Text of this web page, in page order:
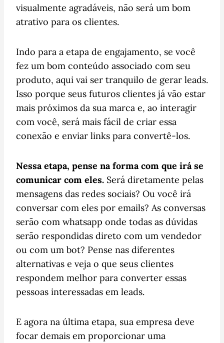
visualmente agradáveis, não será um bom
atrativo para os clientes.
Indo para a etapa de engajamento, se você
fez um bom conteúdo associado com seu
produto, aqui vai ser tranquilo de gerar leads.
Isso porque seus futuros clientes já vão estar
mais próximos da sua marca e, ao interagir
com você, será mais fácil de criar essa
conexão e enviar links para convertê-los.
Nessa etapa, pense na forma com que irá se
comunicar com eles. Será diretamente pelas
mensagens das redes sociais? Ou você irá
conversar com eles por emails? As conversas
serão com whatsapp onde todas as dúvidas
serão respondidas direto com um vendedor
ou com um bot? Pense nas diferentes
alternativas e veja o que seus clientes
respondem melhor para converter essas
pessoas interessadas em leads.
E agora na última etapa, sua empresa deve
focar demais em proporcionar uma